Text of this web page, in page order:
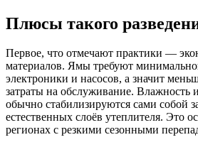
Плюсы такого
Первое, что отмечают практики —
материалов. Ямы требуют
электроники и насосов, а значит
затраты на обслуживание. Влажность
обычно стабилизируются сами собой
естественных слоёв утеплителя. Это
регионах с резкими сезонными